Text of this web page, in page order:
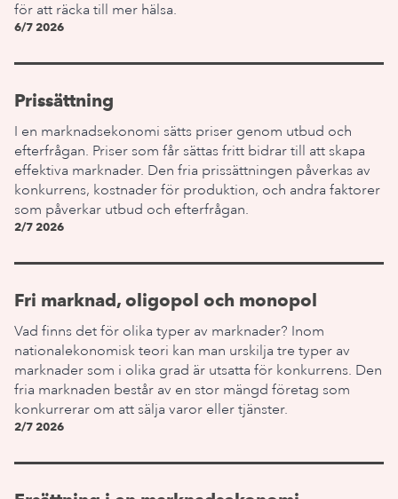
för att räcka till mer hälsa.
6/7 2026
Prissättning
I en marknadsekonomi sätts priser genom utbud och
efterfrågan. Priser som får sättas fritt bidrar till att skapa
effektiva marknader. Den fria prissättningen påverkas av
konkurrens, kostnader för produktion, och andra faktorer
som påverkar utbud och efterfrågan.
2/7 2026
Fri marknad, oligopol och monopol
Vad finns det för olika typer av marknader? Inom
nationalekonomisk teori kan man urskilja tre typer av
marknader som i olika grad är utsatta för konkurrens. Den
fria marknaden består av en stor mängd företag som
konkurrerar om att sälja varor eller tjänster.
2/7 2026